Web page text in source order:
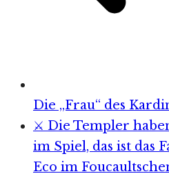
Die „Frau“ des
⚔️ Die Templer
im Spiel, das ist das
Eco im